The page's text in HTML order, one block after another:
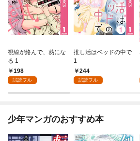
視線が絡んで、熱にな
る 1
198
試読フル
推し活はベッドの中で
1
244
試読フル
少年マンガのおすすめ本